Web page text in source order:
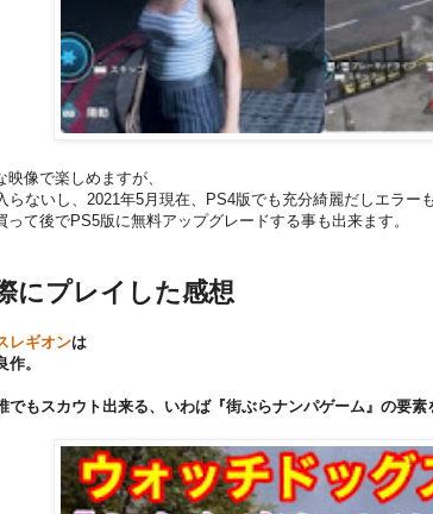
映像で楽しめますが、
らないし、2021年5月現在、PS4版でも充分綺麗だしエラー
って後でPS5版に無料アップグレードする事も出来ます。
にプレイした感想
レギオンは
。
でもスカウト出来る、いわば『街ぶらナンパゲーム』の要